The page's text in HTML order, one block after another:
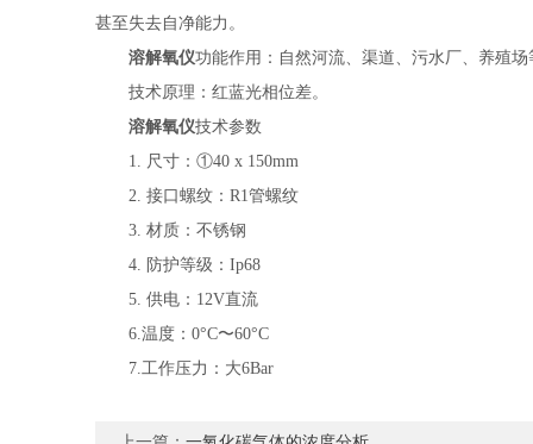
甚至失去自净能力。
溶解氧仪功能作用：自然河流、渠道、污水厂、养殖
技术原理：红蓝光相位差。
溶解氧仪技术参数
1. 尺寸：①40 x 150mm
2. 接口螺纹：R1管螺纹
3. 材质：不锈钢
4. 防护等级：Ip68
5. 供电：12V直流
6.温度：0°C〜60°C
7.工作压力：大6Bar